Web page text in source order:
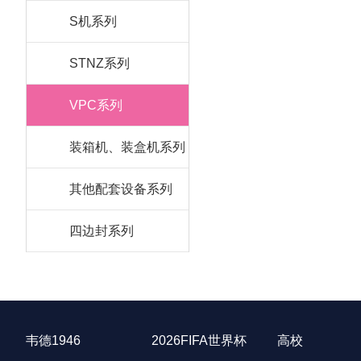
S机系列
STNZ系列
VPC系列
装箱机、装盒机系列
其他配套设备系列
四边封系列
韦德1946 2026FIFA世界杯 高校